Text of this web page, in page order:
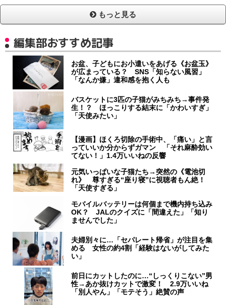
もっと見る
編集部おすすめ記事
お盆、子どもにお小遣いをあげる《お盆玉》
が広まっている？ SNS「知らない風習」
「なんか嫌」違和感を抱く人も
バスケットに3匹の子猫がみちみち→事件発
生！？ ほっこりする結末に「かわいすぎ」
「天使みたい」
【漫画】ほくろ切除の手術中、「痛い」と言
っていいか分からずガマン 「それ麻酔効い
てない！」1.4万いいねの反響
元気いっぱいな子猫たち→突然の《電池切
れ》 尊すぎる“座り寝”に視聴者もん絶！
「天使すぎる」
モバイルバッテリーは何個まで機内持ち込み
OK？ JALのクイズに「間違えた」「知り
ませんでした」
夫婦別々に…「セパレート帰省」が注目を集
める 女性の約4割「経験はないがしてみた
い」
前日にカットしたのに…“しっくりこない”男
性→あか抜けカットで激変！ 2.9万いいね
「別人やん」「モテそう」絶賛の声